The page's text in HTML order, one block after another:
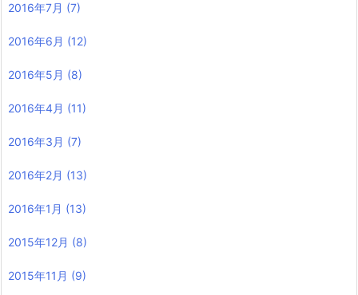
2016年7月 (7)
2016年6月 (12)
2016年5月 (8)
2016年4月 (11)
2016年3月 (7)
2016年2月 (13)
2016年1月 (13)
2015年12月 (8)
2015年11月 (9)